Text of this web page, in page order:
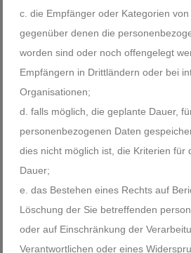
die Empfänger oder Kategorien von
gegenüber denen die
worden sind oder noch offengelegt
Empfängern in Drittländern oder bei
Organisationen;
falls möglich, die geplante Dauer,
personenbezogenen Daten
dies nicht möglich ist, die Kriterien für
Dauer;
das Bestehen eines Rechts auf
Löschung der Sie betreffenden
oder auf Einschränkung der
Verantwortlichen oder eines